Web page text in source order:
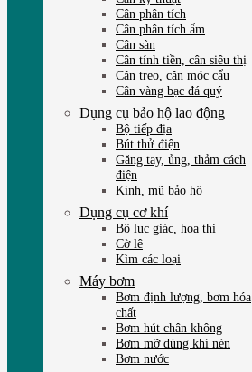
Cân phân tích
Cân phân tích ẩm
Cân sàn
Cân tính tiền, cân siêu thị
Cân treo, cân móc cẩu
Cân vàng bạc đá quý
Dụng cụ bảo hộ lao động
Bộ tiếp địa
Bút thử điện
Găng tay, ủng, thảm cách
điện
Kính, mũ bảo hộ
Dụng cụ cơ khí
Bộ lục giác, hoa thị
Cờ lê
Kìm các loại
Máy bơm
Bơm định lượng, bơm hóa
chất
Bơm hút chân không
Bơm mỡ dùng khí nén
Bơm nước